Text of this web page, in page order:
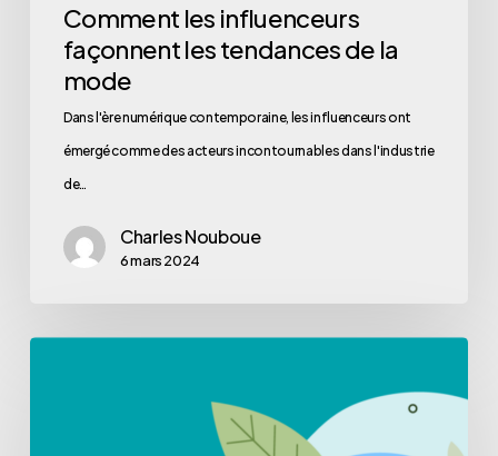
Comment les influenceurs
façonnent les tendances de la
mode
Dans l'ère numérique contemporaine, les influenceurs ont
émergé comme des acteurs incontournables dans l'industrie
de…
Charles Nouboue
6 mars 2024